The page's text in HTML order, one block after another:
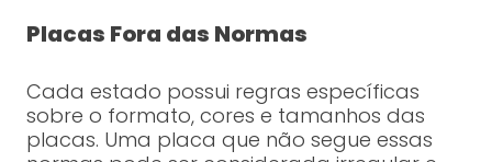
Placas Fora das Normas
Cada estado possui regras específicas
sobre o formato, cores e tamanhos das
placas. Uma placa que não segue essas